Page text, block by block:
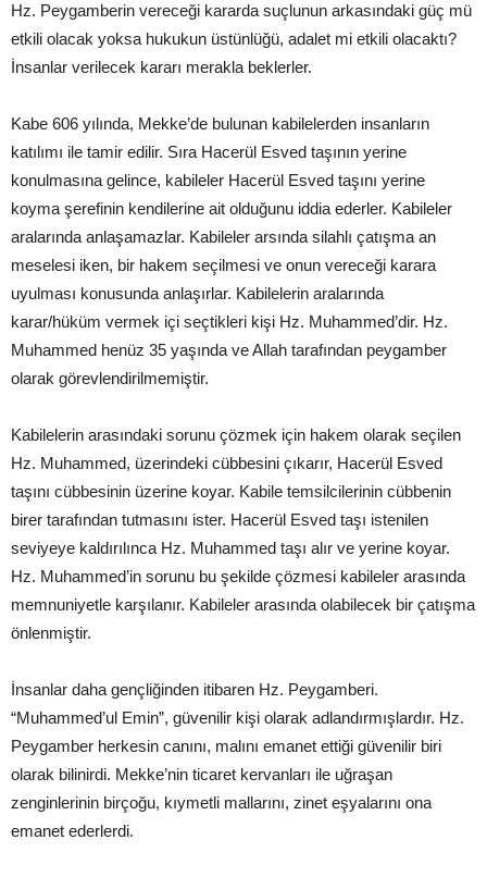
Hz. Peygamberin vereceği kararda suçlunun arkasındaki güç mü
etkili olacak yoksa hukukun üstünlüğü, adalet mi etkili olacaktı?
İnsanlar verilecek kararı merakla beklerler.
Kabe 606 yılında, Mekke’de bulunan kabilelerden insanların
katılımı ile tamir edilir. Sıra Hacerül Esved taşının yerine
konulmasına gelince, kabileler Hacerül Esved taşını yerine
koyma şerefinin kendilerine ait olduğunu iddia ederler. Kabileler
aralarında anlaşamazlar. Kabileler arsında silahlı çatışma an
meselesi iken, bir hakem seçilmesi ve onun vereceği karara
uyulması konusunda anlaşırlar. Kabilelerin aralarında
karar/hüküm vermek içi seçtikleri kişi Hz. Muhammed’dir. Hz.
Muhammed henüz 35 yaşında ve Allah tarafından peygamber
olarak görevlendirilmemiştir.
Kabilelerin arasındaki sorunu çözmek için hakem olarak seçilen
Hz. Muhammed, üzerindeki cübbesini çıkarır, Hacerül Esved
taşını cübbesinin üzerine koyar. Kabile temsilcilerinin cübbenin
birer tarafından tutmasını ister. Hacerül Esved taşı istenilen
seviyeye kaldırılınca Hz. Muhammed taşı alır ve yerine koyar.
Hz. Muhammed’in sorunu bu şekilde çözmesi kabileler arasında
memnuniyetle karşılanır. Kabileler arasında olabilecek bir çatışma
önlenmiştir.
İnsanlar daha gençliğinden itibaren Hz. Peygamberi.
“Muhammed’ul Emin”, güvenilir kişi olarak adlandırmışlardır. Hz.
Peygamber herkesin canını, malını emanet ettiği güvenilir biri
olarak bilinirdi. Mekke’nin ticaret kervanları ile uğraşan
zenginlerinin birçoğu, kıymetli mallarını, zinet eşyalarını ona
emanet ederlerdi.